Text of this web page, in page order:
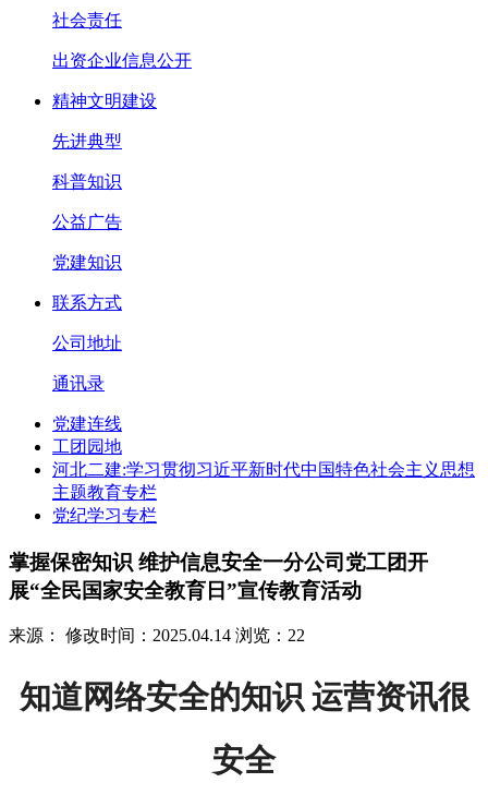
社会责任
出资企业信息公开
精神文明建设
先进典型
科普知识
公益广告
党建知识
联系方式
公司地址
通讯录
党建连线
工团园地
河北二建:学习贯彻习近平新时代中国特色社会主义思想
主题教育专栏
党纪学习专栏
掌握保密知识 维护信息安全一分公司党工团开
展“全民国家安全教育日”宣传教育活动
来源： 修改时间：2025.04.14 浏览：22
知道网络安全的知识 运营资讯很
安全